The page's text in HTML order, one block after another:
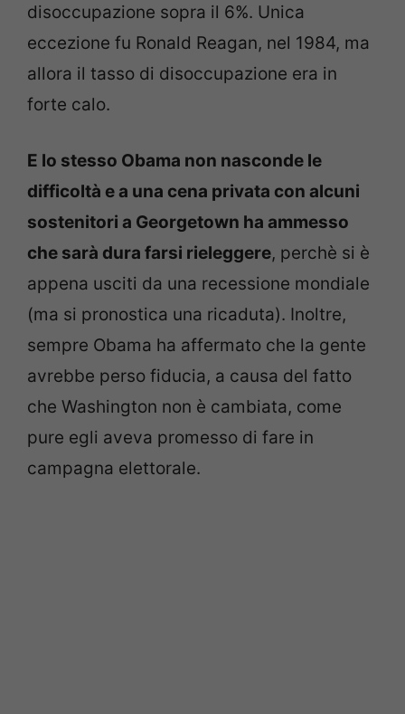
disoccupazione sopra il 6%. Unica
eccezione fu Ronald Reagan, nel 1984, ma
allora il tasso di disoccupazione era in
forte calo.
E lo stesso Obama non nasconde le
difficoltà e a una cena privata con alcuni
sostenitori a Georgetown ha ammesso
che sarà dura farsi rieleggere, perchè si è
appena usciti da una recessione mondiale
(ma si pronostica una ricaduta). Inoltre,
sempre Obama ha affermato che la gente
avrebbe perso fiducia, a causa del fatto
che Washington non è cambiata, come
pure egli aveva promesso di fare in
campagna elettorale.